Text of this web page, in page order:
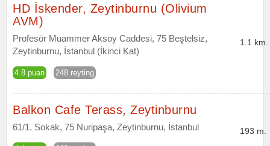
HD İskender, Zeytinburnu (Olivium
AVM)
Profesör Muammer Aksoy Caddesi, 75 Beştelsiz,
Zeytinburnu, İstanbul (İkinci Kat)
4.8 puan 248 reyting
1.1 km.
Balkon Cafe Terass, Zeytinburnu
61/1. Sokak, 75 Nuripaşa, Zeytinburnu, İstanbul 193 m.